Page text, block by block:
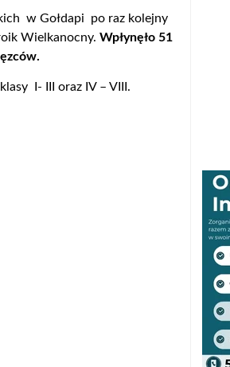
w Gołdapi po raz kolejny
Wielkanocny. Wpłynęło 51
I- III oraz IV – VIII.